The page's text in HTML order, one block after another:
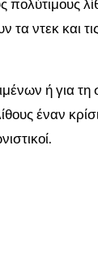
ντεκ και
ή για
έναν